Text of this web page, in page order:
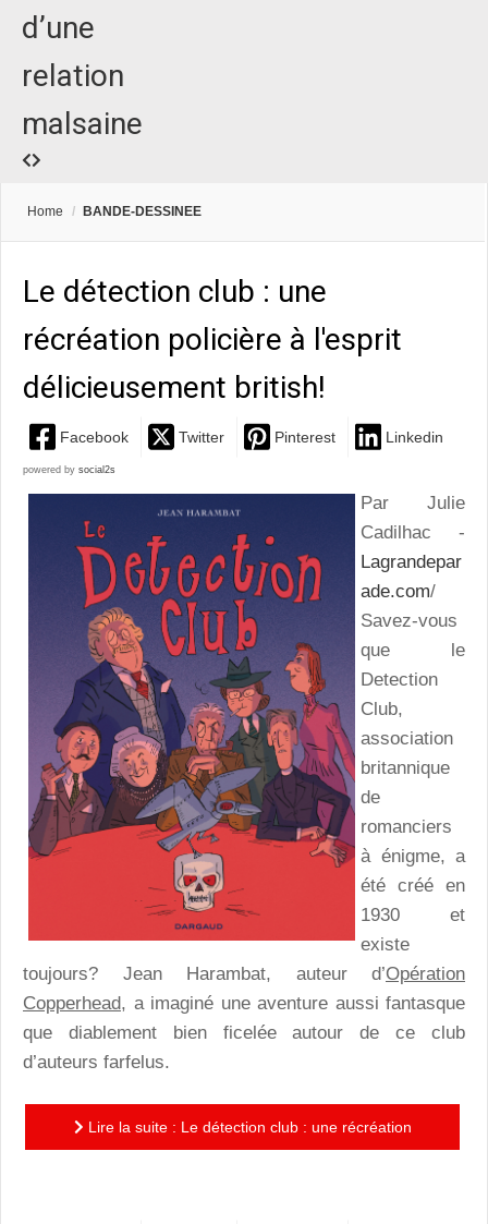
d’une
relation
malsaine
Home / BANDE-DESSINEE
Le détection club : une
récréation policière à l'esprit
délicieusement british!
Facebook Twitter Pinterest Linkedin
powered by social2s
Par Julie
Cadilhac -
Lagrandepar
ade.com/
Savez-vous
que le
Detection
Club,
association
britannique
de
romanciers
à énigme, a
été créé en
1930 et
existe
toujours? Jean Harambat, auteur d’Opération
Copperhead, a imaginé une aventure aussi fantasque
que diablement bien ficelée autour de ce club
d’auteurs farfelus.
Lire la suite : Le détection club : une récréation